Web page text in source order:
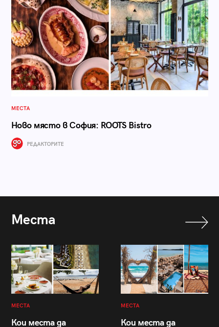
МЕСТА
Ново място в София: ROOTS Bistro
РЕДАКТОРИТЕ
Места
МЕСТА
Кои места да
МЕСТА
Кои места да